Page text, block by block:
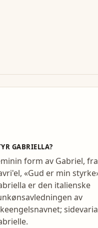
GABRIELLA?
form av Gabriel,
«Gud er min
er den italienske
av